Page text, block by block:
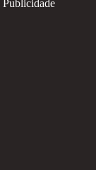
Publicidade